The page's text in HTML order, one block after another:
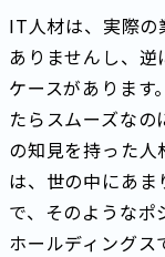
IT人材は、実際の
ありませんし、
ケースがあります
たらスムーズな
の知見を持った
は、世の中にあ
で、そのような
ホールディングス